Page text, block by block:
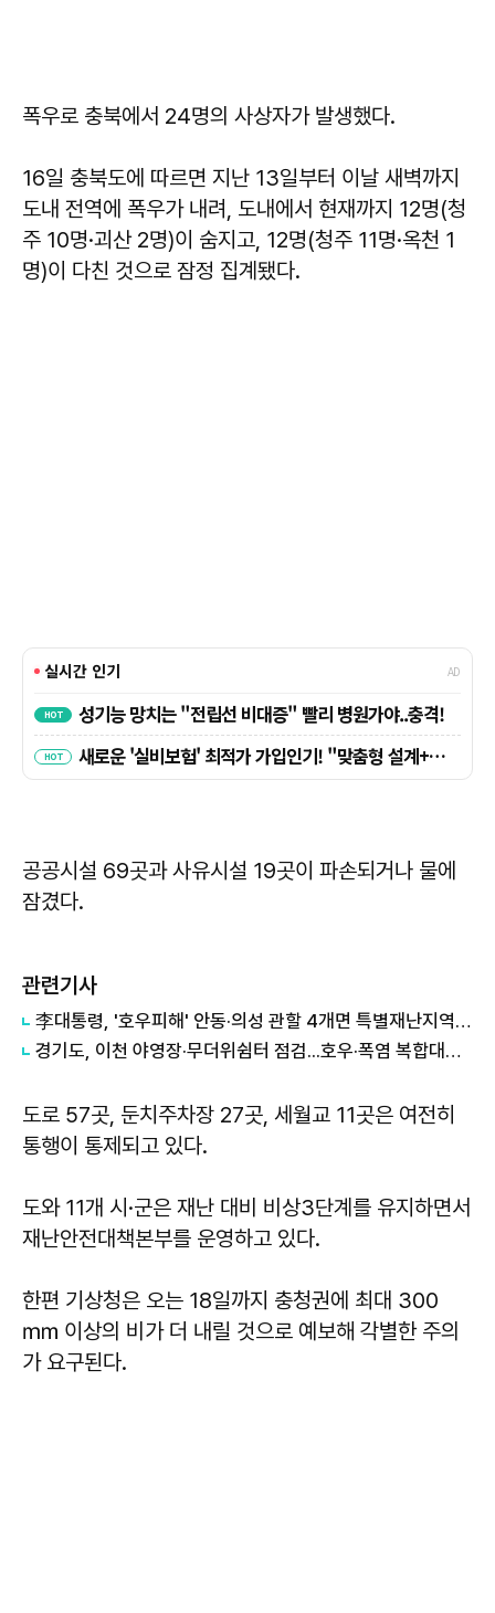
폭우로 충북에서 24명의 사상자가 발생했다.
16일 충북도에 따르면 지난 13일부터 이날 새벽까지
도내 전역에 폭우가 내려, 도내에서 현재까지 12명(청
주 10명·괴산 2명)이 숨지고, 12명(청주 11명·옥천 1
명)이 다친 것으로 잠정 집계됐다.
공공시설 69곳과 사유시설 19곳이 파손되거나 물에
잠겼다.
관련기사
李대통령, '호우피해' 안동·의성 관할 4개면 특별재난지역 선포
경기도, 이천 야영장·무더위쉼터 점검...호우·폭염 복합대응 강화
도로 57곳, 둔치주차장 27곳, 세월교 11곳은 여전히
통행이 통제되고 있다.
도와 11개 시·군은 재난 대비 비상3단계를 유지하면서
재난안전대책본부를 운영하고 있다.
한편 기상청은 오는 18일까지 충청권에 최대 300
㎜ 이상의 비가 더 내릴 것으로 예보해 각별한 주의
가 요구된다.